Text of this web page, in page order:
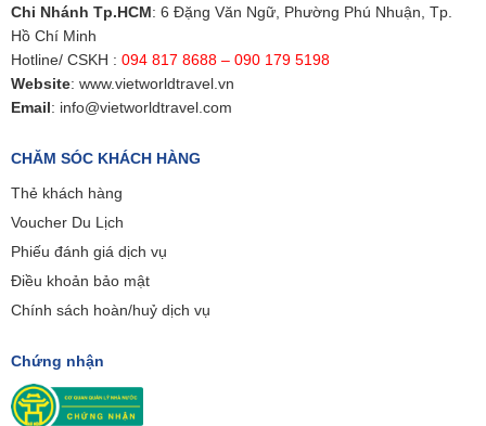
Chi Nhánh Tp.HCM: 6 Đặng Văn Ngữ, Phường Phú Nhuận, Tp.
Hồ Chí Minh
Hotline/ CSKH : 094 817 8688 – 090 179 5198
Website: www.vietworldtravel.vn
Email: info@vietworldtravel.com
CHĂM SÓC KHÁCH HÀNG
Thẻ khách hàng
Voucher Du Lịch
Phiếu đánh giá dịch vụ
Điều khoản bảo mật
Chính sách hoàn/huỷ dịch vụ
Chứng nhận